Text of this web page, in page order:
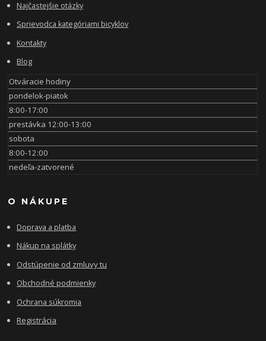
Najčastejšie otázky
Sprievodca kategóriami bicyklov
Kontakty
Blog
Otváracie hodiny
pondelok-piatok
8:00-17:00
prestávka 12:00-13:00
sobota
8:00-12:00
nedeľa-zatvorené
O NÁKUPE
Doprava a platba
Nákup na splátky
Odstúpenie od zmluvy tu
Obchodné podmienky
Ochrana súkromia
Registrácia